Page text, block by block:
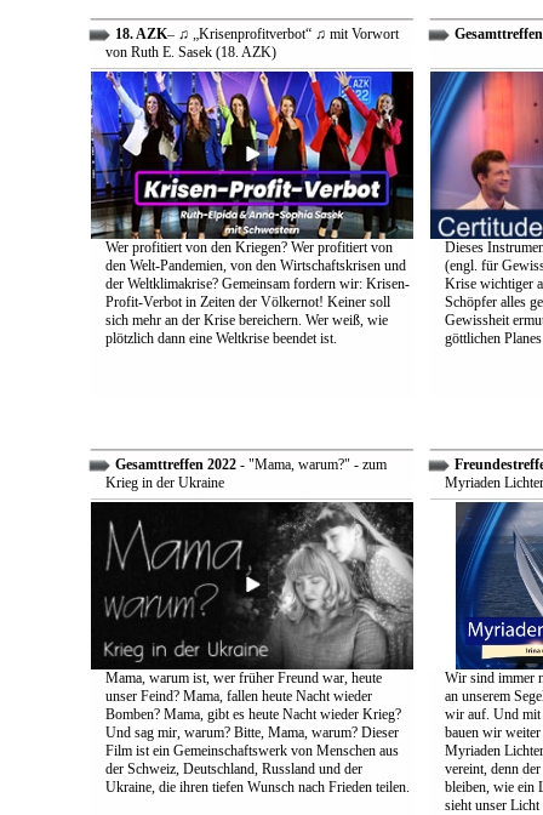
18. AZK– ♫ „Krisenprofitverbot“ ♫ mit Vorwort
von Ruth E. Sasek (18. AZK)
Wer profitiert von den Kriegen? Wer profitiert von
den Welt-Pandemien, von den Wirtschaftskrisen und
der Weltklimakrise? Gemeinsam fordern wir: Krisen-
Profit-Verbot in Zeiten der Völkernot! Keiner soll
sich mehr an der Krise bereichern. Wer weiß, wie
plötzlich dann eine Weltkrise beendet ist.
Dieses
(engl. für
Krise wichtiger
Schöpfer alles
Gewissheit
göttlichen
Gesamttreffen 2022- "Mama, warum?" - zum
Krieg in der Ukraine
Mama, warum ist, wer früher Freund war, heute
unser Feind? Mama, fallen heute Nacht wieder
Bomben? Mama, gibt es heute Nacht wieder Krieg?
Und sag mir, warum? Bitte, Mama, warum? Dieser
Film ist ein Gemeinschaftswerk von Menschen aus
der Schweiz, Deutschland, Russland und der
Ukraine, die ihren tiefen Wunsch nach Frieden teilen.
Myriaden
Wir sind immer
an unserem
wir auf. Und mit
bauen wir
Myriaden
vereint, denn
bleiben, wie ein
sieht unser